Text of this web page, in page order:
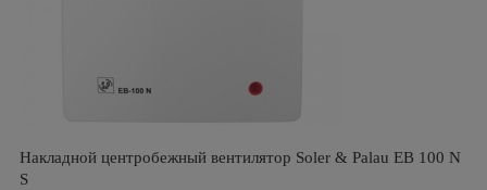
Накладной центробежный вентилятор Soler & Palau EB 100 N
S